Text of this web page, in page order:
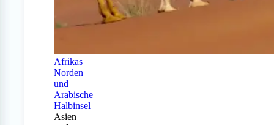
Afrikas
Norden
und
Arabische
Halbinsel
Asien